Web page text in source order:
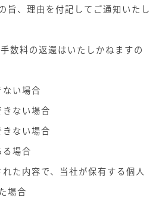
旨、理由を付記してご通知いたし
数料の返還はいたしかねますの
い場合
ない場合
ない場合
場合
内容で、当社が保有する個人
場合